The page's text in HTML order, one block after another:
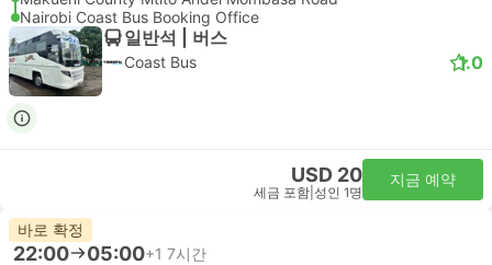
Nairobi Coast Bus Booking Office
일반석 | 버스
Coast Bus 1.0
USD 20
세금 포함 성인 1명
지금 예약
바로 확정
22:00 05:00+1 7시간